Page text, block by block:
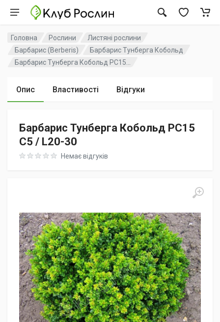
Головна Рослини
Листяні рослини
Барбарис (Berberis)
Барбарис Тунберга Кобольд
Барбарис Тунберга Кобольд PC15...
Опис Властивості Відгуки
Барбарис Тунберга Кобольд PC15
C5 / L20-30
Rating: 0 out of 5Немає відгуків